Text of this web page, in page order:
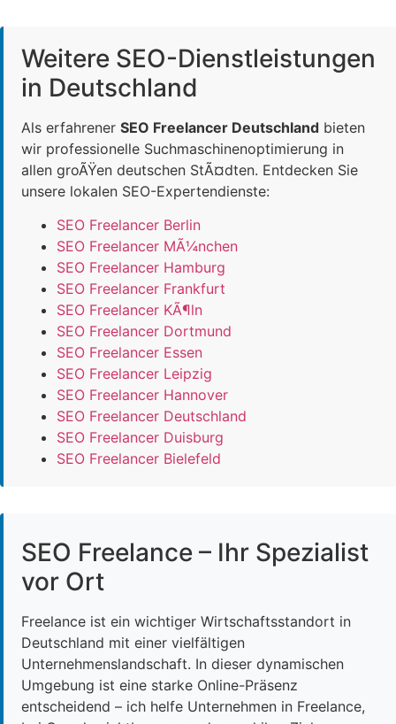
Weitere SEO-Dienstleistungen
in Deutschland
Als erfahrener SEO Freelancer Deutschland bieten
wir professionelle Suchmaschinenoptimierung in
allen groÃŸen deutschen StÃ¤dten. Entdecken Sie
unsere lokalen SEO-Expertendienste:
SEO Freelancer Berlin
SEO Freelancer MÃ¼nchen
SEO Freelancer Hamburg
SEO Freelancer Frankfurt
SEO Freelancer KÃ¶ln
SEO Freelancer Dortmund
SEO Freelancer Essen
SEO Freelancer Leipzig
SEO Freelancer Hannover
SEO Freelancer Deutschland
SEO Freelancer Duisburg
SEO Freelancer Bielefeld
SEO Freelance – Ihr Spezialist
vor Ort
Freelance ist ein wichtiger Wirtschaftsstandort in
Deutschland mit einer vielfältigen
Unternehmenslandschaft. In dieser dynamischen
Umgebung ist eine starke Online-Präsenz
entscheidend – ich helfe Unternehmen in Freelance,